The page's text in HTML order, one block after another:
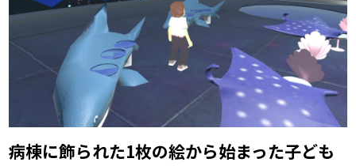
病棟に飾られた1枚の絵から始まった――子ども